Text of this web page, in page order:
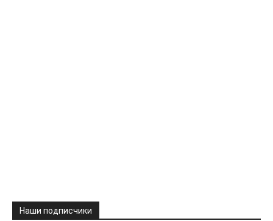
Наши подписчики